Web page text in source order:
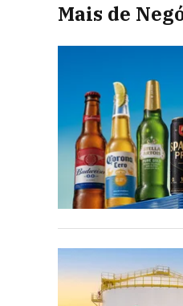
Mais de